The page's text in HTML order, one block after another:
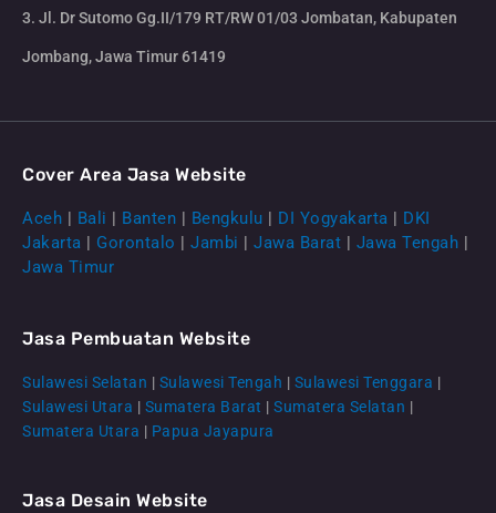
3. Jl. Dr Sutomo Gg.II/179 RT/RW 01/03 Jombatan, Kabupaten
Jombang, Jawa Timur 61419
Cover Area Jasa Website
Aceh | Bali | Banten | Bengkulu | DI Yogyakarta | DKI
Jakarta | Gorontalo | Jambi | Jawa Barat | Jawa Tengah |
Jawa Timur
Jasa Pembuatan Website
Sulawesi Selatan | Sulawesi Tengah | Sulawesi Tenggara |
Sulawesi Utara | Sumatera Barat | Sumatera Selatan |
Sumatera Utara | Papua Jayapura
Jasa Desain Website